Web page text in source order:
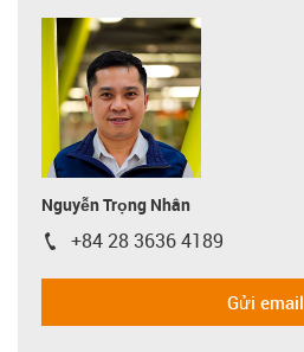
Nguyễn Trọng Nhân
igus-icon-phone
+84 28 3636 4189
Gửi email